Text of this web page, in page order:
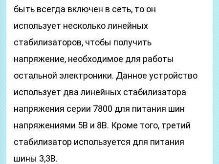
быть всегда включен в сеть, то он
использует несколько линейных
стабилизаторов, чтобы получить
напряжение, необходимое для работы
остальной электроники. Данное устройство
использует два линейных стабилизатора
напряжения серии 7800 для питания шин
напряжениями 5В и 8В. Кроме того, третий
стабилизатор используется для питания
шины 3,3В.